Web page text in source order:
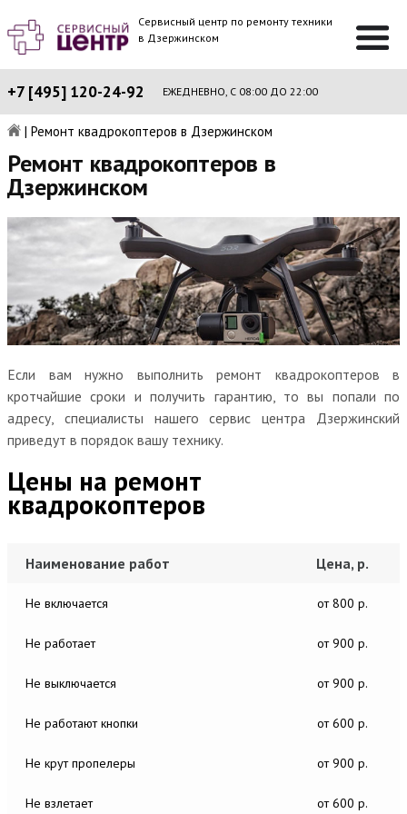
Сервисный центр по ремонту техники
в Дзержинском
+7 [495] 120-24-92 ЕЖЕДНЕВНО, С 08:00 ДО 22:00
| Ремонт квадрокоптеров в Дзержинском
Ремонт квадрокоптеров в
Дзержинском
Если вам нужно выполнить ремонт квадрокоптеров в
кротчайшие сроки и получить гарантию, то вы попали по
адресу, специалисты нашего сервис центра Дзержинский
приведут в порядок вашу технику.
Цены на ремонт
квадрокоптеров
Наименование работ Цена, р.
Не включается от 800 р.
Не работает от 900 р.
Не выключается от 900 р.
Не работают кнопки от 600 р.
Не крут пропелеры от 900 р.
Не взлетает от 600 р.